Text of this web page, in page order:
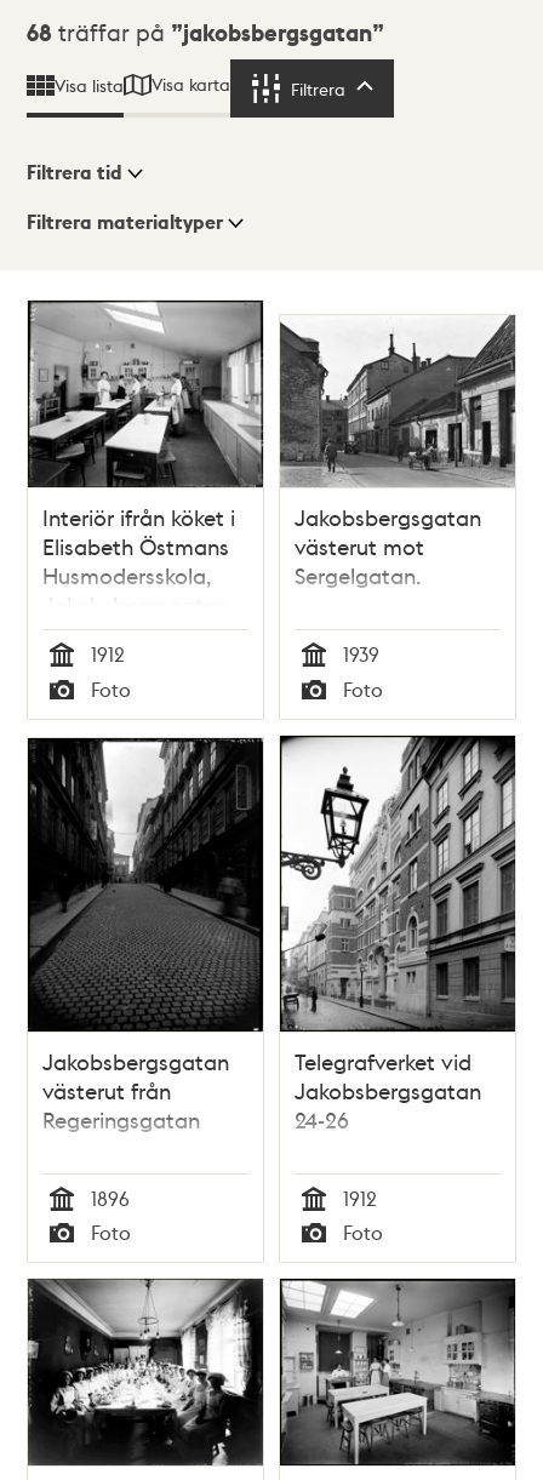
Sökresultat
68 träffar på jakobsbergsgatan
Visa lista Visa karta Filtrera
Visningsläge
Lista
Filtrera tid
Filtrera materialtyper
träffar
Interiör ifrån köket i
Elisabeth Östmans
Husmodersskola,
Jakobsbergsgatan
34
Tid
1912
Typ
Foto
Jakobsbergsgatan
västerut mot
Sergelgatan.
Tid
1939
Typ
Foto
Jakobsbergsgatan
västerut från
Regeringsgatan
Tid
1896
Typ
Foto
Telegrafverket vid
Jakobsbergsgatan
24-26
Tid
1912
Typ
Foto